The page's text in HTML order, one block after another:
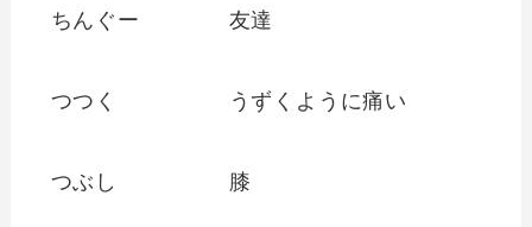
ちんぐー 友達
つつく うずくように痛い
つぶし 膝